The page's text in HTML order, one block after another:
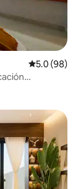
Calificación
5.0 (98)